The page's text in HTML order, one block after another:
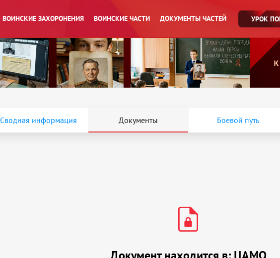
ВОИНСКИЕ ЗАХОРОНЕНИЯ ВОИНСКИЕ ЧАСТИ ДОКУМЕНТЫ ЧАСТЕЙ УРОК
Сводная информация Документы Боевой путь